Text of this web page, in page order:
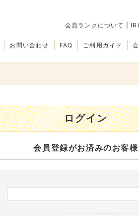
会員ランクについて
ご利用ガイド
FAQ
お問い合わせ
ログイン
会員登録がお済みのお客様